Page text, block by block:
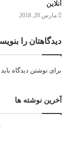
آنلاین
مارس 20, 2018
دیدگاهتان را
برای نوشتن دیدگاه باید
آخرین نوشته ها